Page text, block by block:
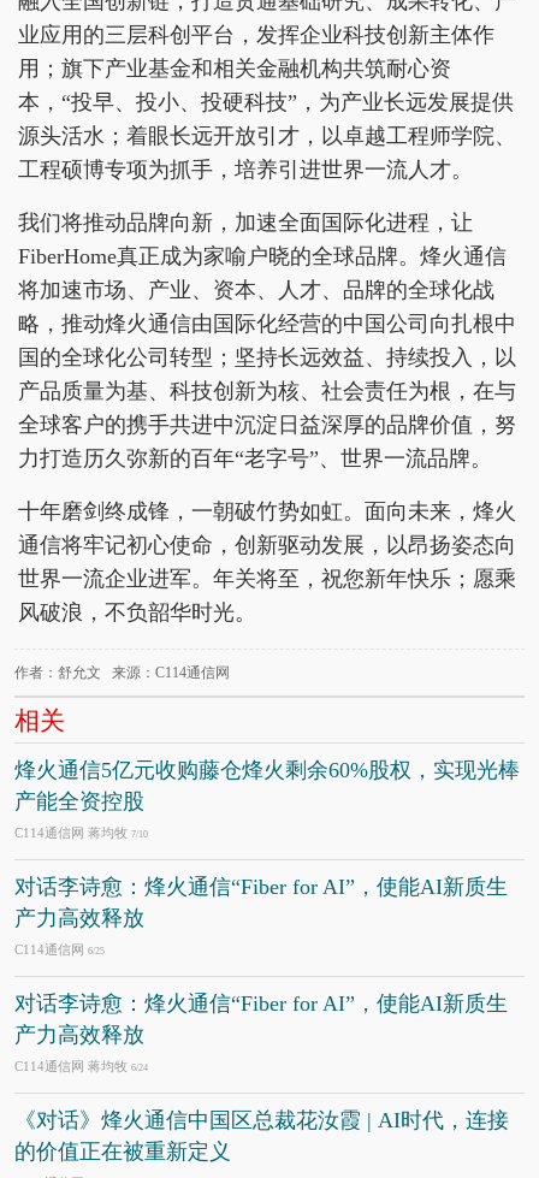
业应用的三层科创平台，发挥企业科技创新主体作
用；旗下产业基金和相关金融机构共筑耐心资
本，“投早、投小、投硬科技”，为产业长远发展提供
源头活水；着眼长远开放引才，以卓越工程师学院、
工程硕博专项为抓手，培养引进世界一流人才。
我们将推动品牌向新，加速全面国际化进程，让
FiberHome真正成为家喻户晓的全球品牌。烽火通信
将加速市场、产业、资本、人才、品牌的全球化战
略，推动烽火通信由国际化经营的中国公司向扎根中
国的全球化公司转型；坚持长远效益、持续投入，以
产品质量为基、科技创新为核、社会责任为根，在与
全球客户的携手共进中沉淀日益深厚的品牌价值，努
力打造历久弥新的百年“老字号”、世界一流品牌。
十年磨剑终成锋，一朝破竹势如虹。面向未来，烽火
通信将牢记初心使命，创新驱动发展，以昂扬姿态向
世界一流企业进军。年关将至，祝您新年快乐；愿乘
风破浪，不负韶华时光。
作者：舒允文 来源：C114通信网
相关
烽火通信5亿元收购藤仓烽火剩余60%股权，实现光棒
产能全资控股
C114通信网 蒋均牧 7/10
对话李诗愈：烽火通信“Fiber for AI”，使能AI新质生
产力高效释放
C114通信网 6/25
对话李诗愈：烽火通信“Fiber for AI”，使能AI新质生
产力高效释放
C114通信网 蒋均牧 6/24
《对话》烽火通信中国区总裁花汝霞 | AI时代，连接
的价值正在被重新定义